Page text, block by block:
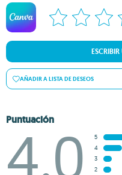
AÑADIR A LISTA DE DESEOS
Puntuación
4.0
5
4
3
2